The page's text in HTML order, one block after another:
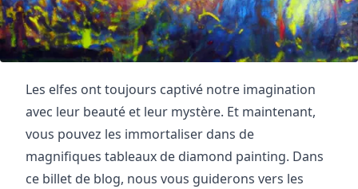
Les elfes ont toujours captivé notre imagination
avec leur beauté et leur mystère. Et maintenant,
vous pouvez les immortaliser dans de
magnifiques tableaux de diamond painting. Dans
ce billet de blog, nous vous guiderons vers les